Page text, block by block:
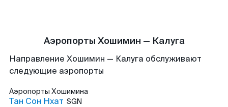
Аэропорты Хошимин — Калуга
Направление Хошимин — Калуга обслуживают
следующие аэропорты
Аэропорты Хошимина
Тан Сон Нхат SGN